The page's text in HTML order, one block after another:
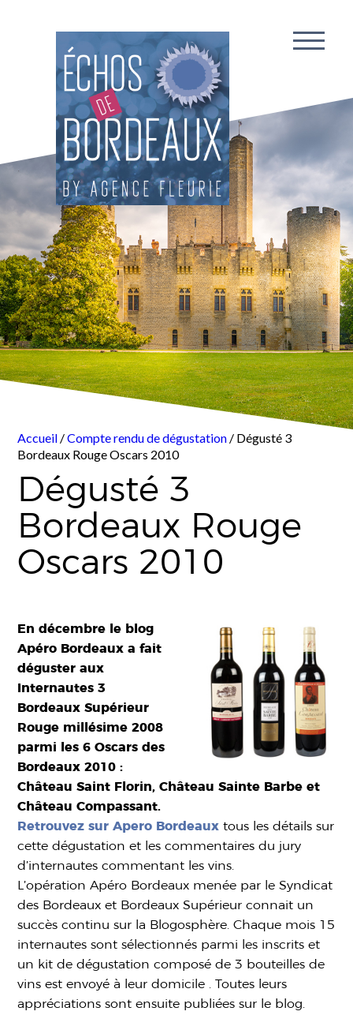
Accueil /Compte rendu de dégustation / Dégusté 3
Bordeaux Rouge Oscars 2010
Dégusté 3
Bordeaux Rouge
Oscars 2010
En décembre le blog
Apéro Bordeaux a fait
déguster aux
Internautes 3
Bordeaux Supérieur
Rouge millésime 2008
parmi les 6 Oscars des
Bordeaux 2010 :
Château Saint Florin, Château Sainte Barbe et
Château Compassant.
Retrouvez sur Apero Bordeauxtous les détails sur
cette dégustation et les commentaires du jury
d’internautes commentant les vins.
L’opération Apéro Bordeaux menée par le Syndicat
des Bordeaux et Bordeaux Supérieur connait un
succès continu sur la Blogosphère. Chaque mois 15
internautes sont sélectionnés parmi les inscrits et
un kit de dégustation composé de 3 bouteilles de
vins est envoyé à leur domicile . Toutes leurs
appréciations sont ensuite publiées sur le blog.